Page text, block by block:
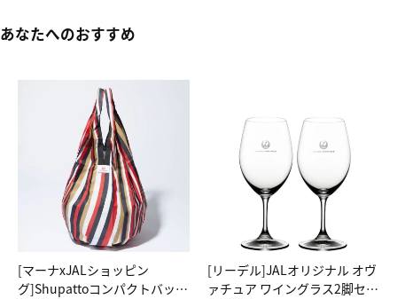
あなたへのおすすめ
[マーナxJALショッピン
グ]Shupattoコンパクトバッグ
[リーデル]JALオリジナル オヴ
ァチュア ワイングラス2脚セッ